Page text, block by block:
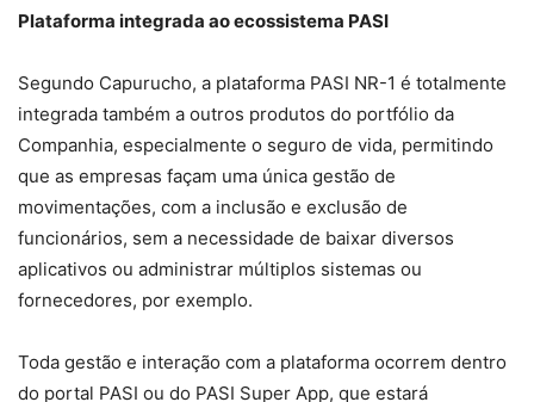
Plataforma integrada ao ecossistema PASI
Segundo Capurucho, a plataforma PASI NR-1 é totalmente
integrada também a outros produtos do portfólio da
Companhia, especialmente o seguro de vida, permitindo
que as empresas façam uma única gestão de
movimentações, com a inclusão e exclusão de
funcionários, sem a necessidade de baixar diversos
aplicativos ou administrar múltiplos sistemas ou
fornecedores, por exemplo.
Toda gestão e interação com a plataforma ocorrem dentro
do portal PASI ou do PASI Super App, que estará